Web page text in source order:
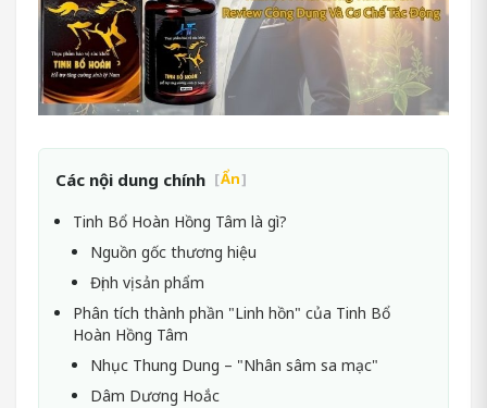
Các nội dung chính [Ẩn]
Tinh Bổ Hoàn Hồng Tâm là gì?
Nguồn gốc thương hiệu
Định vị sản phẩm
Phân tích thành phần "Linh hồn" của Tinh Bổ
Hoàn Hồng Tâm
Nhục Thung Dung – "Nhân sâm sa mạc"
Dâm Dương Hoắc